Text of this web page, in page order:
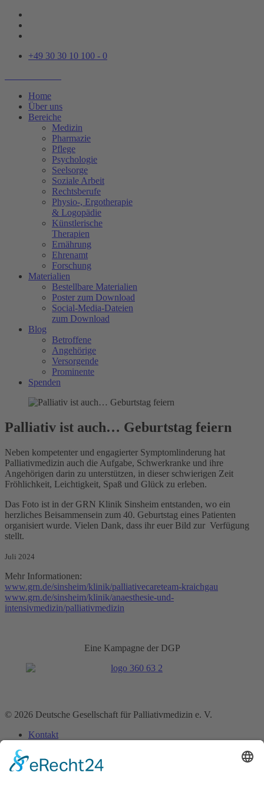
+49 30 30 10 100 - 0
Home
Über uns
Bereiche
Medizin
Pharmazie
Pflege
Psychologie
Seelsorge
Soziale Arbeit
Rechtsberufe
Physio-, Ergotherapie
& Logopädie
Künstlerische
Therapien
Ernährung
Ehrenamt
Forschung
Materialien
Bestellbare Materialien
Poster zum Download
Social-Media-Dateien
zum Download
Blog
Betroffene
Angehörige
Versorgende
Prominente
Spenden
Palliativ ist auch… Geburtstag feiern
Neben kompetenter und engagierter Symptomlinderung hat
Palliativmedizin auch die Aufgabe, Schwerkranke und ihre
Angehörigen darin zu unterstützen, in dieser schwierigen Zeit
Fröhlichkeit, Leichtigkeit, Spaß und Glück zu erleben.
Das Foto ist in der GRN Klinik Sinsheim entstanden, wo ein
herzliches Beisammensein zum 40. Geburtstag eines Patienten
organisiert wurde. Vielen Dank, dass ihr euer Bild zur Verfügung
stellt.
Juli 2024
Mehr Informationen:
www.grn.de/sinsheim/klinik/palliativecareteam-kraichgau
www.grn.de/sinsheim/klinik/anaesthesie-und-
intensivmedizin/palliativmedizin
Eine Kampagne der DGP
© 2026 Deutsche Gesellschaft für Palliativmedizin e. V.
Kontakt
Datenschutz­erklärung